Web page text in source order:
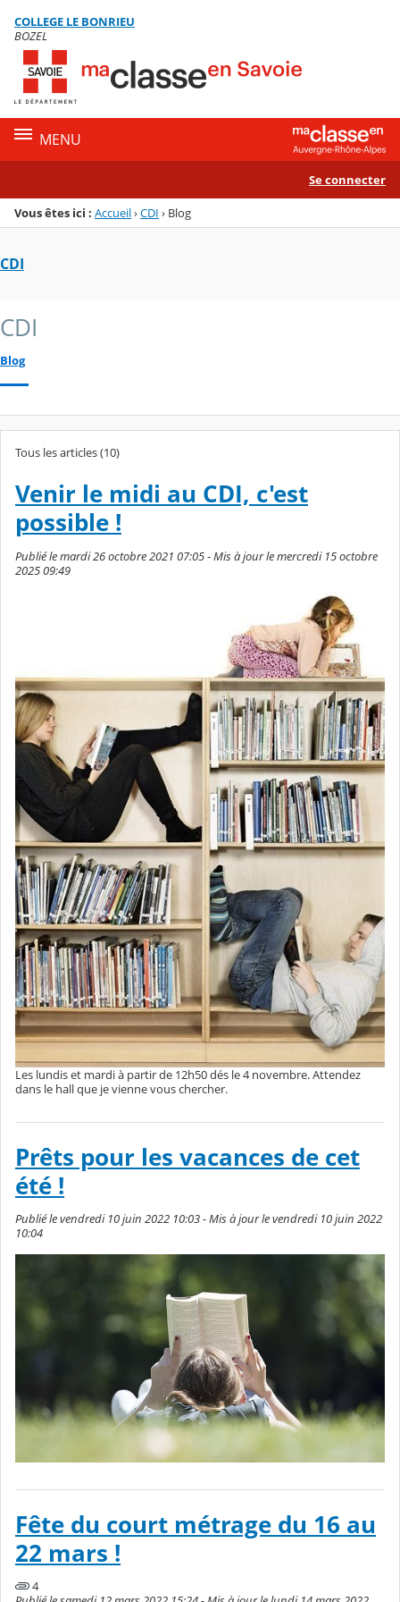
Menu de la rubrique
Contenu
COLLEGE LE BONRIEU
BOZEL
MENU
Se connecter
Vous êtes ici : Accueil›CDI › Blog
CDI
CDI
Blog
Tous les articles (10)
Venir le midi au CDI, c'est
possible !
Publié le mardi 26 octobre 2021 07:05 - Mis à jour le mercredi 15 octobre
2025 09:49
Les lundis et mardi à partir de 12h50 dés le 4 novembre. Attendez
dans le hall que je vienne vous chercher.
Prêts pour les vacances de cet
été !
Publié le vendredi 10 juin 2022 10:03 - Mis à jour le vendredi 10 juin 2022
10:04
Fête du court métrage du 16 au
22 mars !
4